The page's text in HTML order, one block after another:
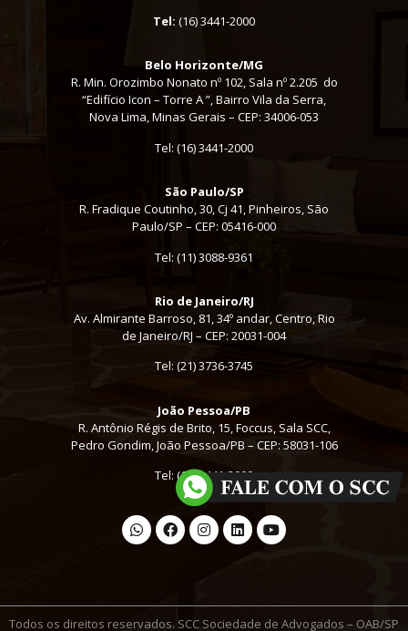
Tel: (16) 3441-2000
Belo Horizonte/MG
R. Min. Orozimbo Nonato nº 102, Sala nº 2.205 do
“Edifício Icon – Torre A ”, Bairro Vila da Serra,
Nova Lima, Minas Gerais – CEP: 34006-053
Tel: (16) 3441-2000
São Paulo/SP
R. Fradique Coutinho, 30, Cj 41, Pinheiros, São
Paulo/SP – CEP: 05416-000
Tel: (11) 3088-9361
Rio de Janeiro/RJ
Av. Almirante Barroso, 81, 34º andar, Centro, Rio
de Janeiro/RJ – CEP: 20031-004
Tel: (21) 3736-3745
João Pessoa/PB
R. Antônio Régis de Brito, 15, Foccus, Sala SCC,
Pedro Gondim, João Pessoa/PB – CEP: 58031-106
Tel: (16) 3441-2000
Todos os direitos reservados. SCC Sociedade de Advogados – OAB/SP